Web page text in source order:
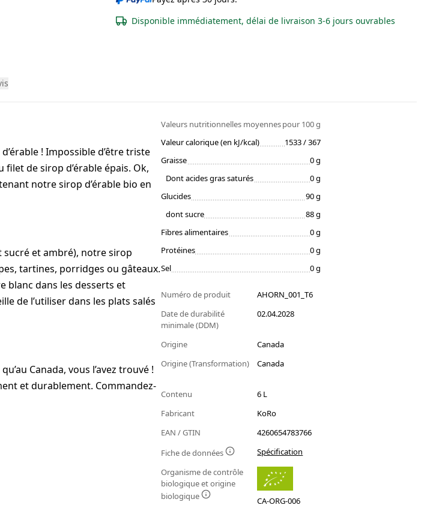
Disponible immédiatement, délai de livraison 3-6 jours ouvrables
! Impossible d’être triste
de sirop d’érable épais. Ok,
notre sirop d’érable bio en
sucré et ambré), notre sirop
tartines, porridges ou gâteaux.
blanc dans les desserts et
de l’utiliser dans les plats salés
Canada, vous l’avez trouvé !
et durablement. Commandez-
Valeurs nutritionnelles moyennespour 100 g
Valeur calorique (en kJ/kcal)
1533 / 367
Graisse
0 g
Dont acides gras saturés
0 g
Glucides
90 g
dont sucre
88 g
Fibres alimentaires
0 g
Protéines
0 g
Sel
0 g
Numéro de produit
AHORN_001_T6
Date de durabilité
minimale (DDM)
02.04.2028
Origine
Canada
Origine (Transformation)
Canada
Contenu
6 L
Fabricant
KoRo
EAN / GTIN
4260654783766
Fiche de données
Spécification
Organisme de contrôle
biologique et origine
biologique
CA-ORG-006